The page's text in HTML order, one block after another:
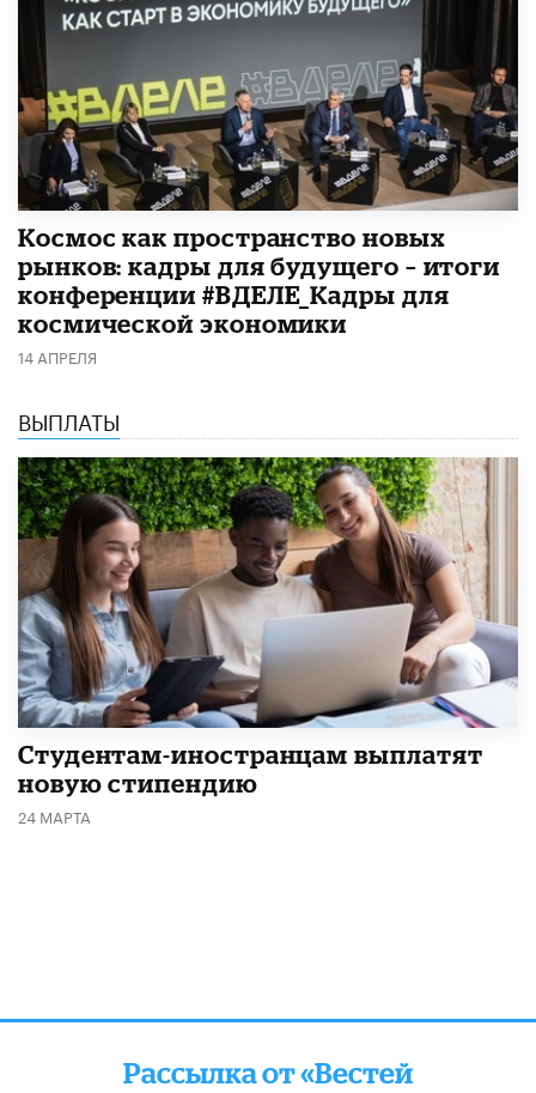
Космос как пространство новых
рынков: кадры для будущего – итоги
конференции #ВДЕЛЕ_Кадры для
космической экономики
14 АПРЕЛЯ
ВЫПЛАТЫ
Студентам-иностранцам выплатят
новую стипендию
24 МАРТА
Рассылка от «Вестей